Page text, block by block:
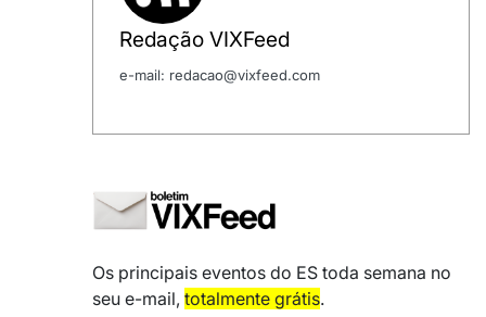
Redação VIXFeed
e-mail: redacao@vixfeed.com
Os principais eventos do ES toda semana no
seu e-mail, totalmente grátis.